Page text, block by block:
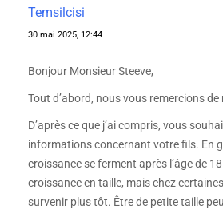
Temsilcisi
30 mai 2025, 12:44
Bonjour Monsieur Steeve,
Tout d’abord, nous vous remercions
D’après ce que j’ai compris, vous
informations concernant votre fils. En
croissance se ferment après l’âge de
croissance en taille, mais chez
survenir plus tôt. Être de petite taille